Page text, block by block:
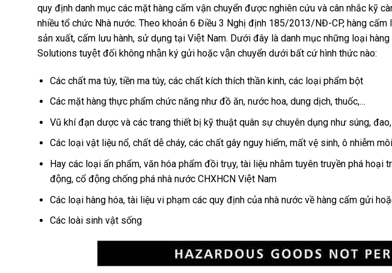
quy định danh mục các mặt hàng cấm vận chuyển được nghiên cứu và cân nhắc kỹ
nhiều tổ chức Nhà nước. Theo khoản 6 Điều 3 Nghị định 185/2013/NĐ-CP, hàng cấm
sản xuất, cấm lưu hành, sử dụng tại Việt Nam. Dưới đây là danh mục những loại
Solutions tuyệt đối không nhận ký gửi hoặc vận chuyển dưới bất cứ hình thức nào:
Các chất ma túy, tiền ma túy, các chất kích thích thần kinh, các loại phẩm bột
Các mặt hàng thực phẩm chức năng như đồ ăn, nước hoa, dung dịch, thuốc,…
Vũ khí đạn dược và các trang thiết bị kỹ thuật quân sự chuyên dụng như súng,
Các loại vật liệu nổ, chất dễ cháy, các chất gây nguy hiểm, mất vệ sinh, ô nhiễm
Hay các loại ấn phẩm, văn hóa phẩm đồi trụy, tài liệu nhằm tuyên truyền phá hoại
động, cổ động chống phá nhà nước CHXHCN Việt Nam
Các loại hàng hóa, tài liệu vi phạm các quy định của nhà nước về hàng cấm gửi
Các loài sinh vật sống